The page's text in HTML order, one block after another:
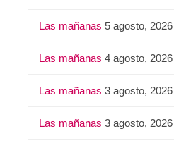
Las mañanas 5 agosto, 2026
Las mañanas 4 agosto, 2026
Las mañanas 3 agosto, 2026
Las mañanas 3 agosto, 2026